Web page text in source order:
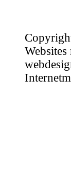
Websites